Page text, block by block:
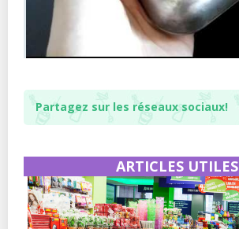
Partagez sur les réseaux sociaux!
ARTICLES UTILES